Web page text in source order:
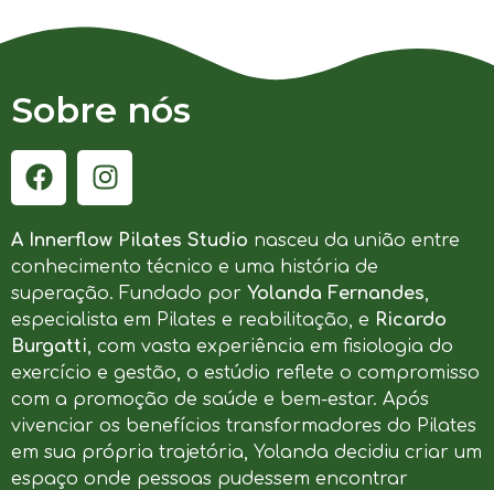
Sobre nós
A Innerflow Pilates Studio nasceu da união entre
conhecimento técnico e uma história de
superação. Fundado por Yolanda Fernandes,
especialista em Pilates e reabilitação, e Ricardo
Burgatti, com vasta experiência em fisiologia do
exercício e gestão, o estúdio reflete o compromisso
com a promoção de saúde e bem-estar. Após
vivenciar os benefícios transformadores do Pilates
em sua própria trajetória, Yolanda decidiu criar um
espaço onde pessoas pudessem encontrar